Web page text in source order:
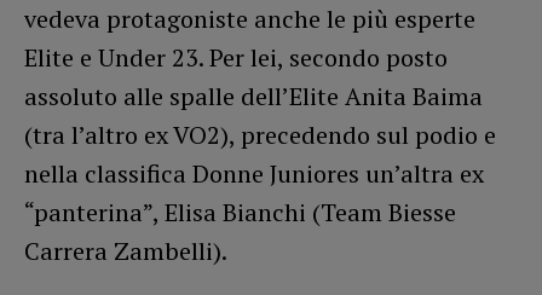
vedeva protagoniste anche le più esperte
Elite e Under 23. Per lei, secondo posto
assoluto alle spalle dell’Elite Anita Baima
(tra l’altro ex VO2), precedendo sul podio e
nella classifica Donne Juniores un’altra ex
“panterina”, Elisa Bianchi (Team Biesse
Carrera Zambelli).